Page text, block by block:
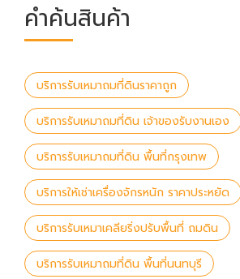
คำค้นสินค้า
บริการรับเหมาถมที่ดินราคาถูก
บริการรับเหมาถมที่ดิน เจ้าของรับงานเอง
บริการรับเหมาถมที่ดิน พื้นที่กรุงเทพ
บริการให้เช่าเครื่องจักรหนัก ราคาประหยัด
บริการรับเหมาเคลียริ่งปรับพื้นที่ ถมดิน
บริการรับเหมาถมที่ดิน พื้นที่นนทบุรี